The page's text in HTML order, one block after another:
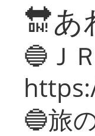
🔛あ
🔵Ｊ
🔵旅